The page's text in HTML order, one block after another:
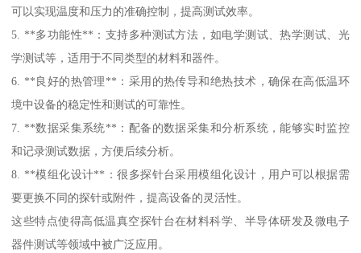
可以实现温度和压力的准确控制，提高测试效率。
5. **多功能性**：支持多种测试方法，如电学测试、热学测试、光
学测试等，适用于不同类型的材料和器件。
6. **良好的热管理**：采用的热传导和绝热技术，确保在高低温环
境中设备的稳定性和测试的可靠性。
7. **数据采集系统**：配备的数据采集和分析系统，能够实时监控
和记录测试数据，方便后续分析。
8. **模组化设计**：很多探针台采用模组化设计，用户可以根据需
要更换不同的探针或附件，提高设备的灵活性。
这些特点使得高低温真空探针台在材料科学、半导体研发及微电子
器件测试等领域中被广泛应用。